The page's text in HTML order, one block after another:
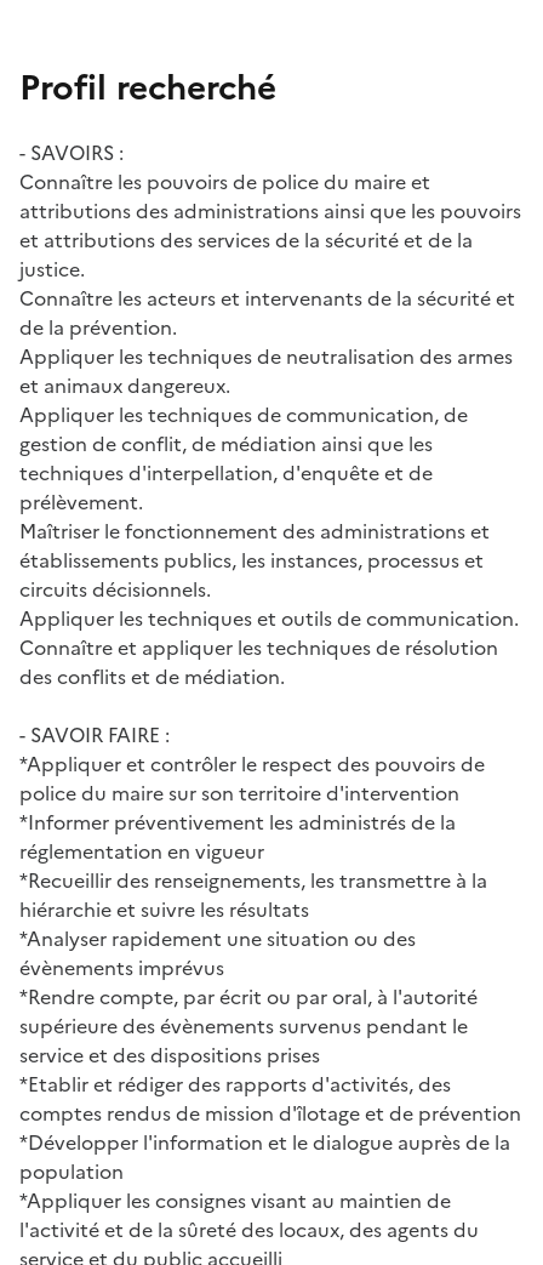
Profil recherché
- SAVOIRS :
Connaître les pouvoirs de police du maire et
attributions des administrations ainsi que les pouvoirs
et attributions des services de la sécurité et de la
justice.
Connaître les acteurs et intervenants de la sécurité et
de la prévention.
Appliquer les techniques de neutralisation des armes
et animaux dangereux.
Appliquer les techniques de communication, de
gestion de conflit, de médiation ainsi que les
techniques d'interpellation, d'enquête et de
prélèvement.
Maîtriser le fonctionnement des administrations et
établissements publics, les instances, processus et
circuits décisionnels.
Appliquer les techniques et outils de communication.
Connaître et appliquer les techniques de résolution
des conflits et de médiation.
- SAVOIR FAIRE :
*Appliquer et contrôler le respect des pouvoirs de
police du maire sur son territoire d'intervention
*Informer préventivement les administrés de la
réglementation en vigueur
*Recueillir des renseignements, les transmettre à la
hiérarchie et suivre les résultats
*Analyser rapidement une situation ou des
évènements imprévus
*Rendre compte, par écrit ou par oral, à l'autorité
supérieure des évènements survenus pendant le
service et des dispositions prises
*Etablir et rédiger des rapports d'activités, des
comptes rendus de mission d'îlotage et de prévention
*Développer l'information et le dialogue auprès de la
population
*Appliquer les consignes visant au maintien de
l'activité et de la sûreté des locaux, des agents du
service et du public accueilli